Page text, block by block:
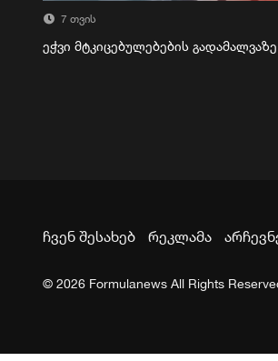
7 თვის
ეჭვი მტკიცებულებების გადამალვაზე
ჩვენ შესახებ რეკლამა
© 2026 Formulanews All Rights